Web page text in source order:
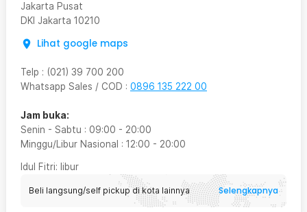
Jakarta Pusat
DKI Jakarta 10210
Lihat google maps
Telp : (021) 39 700 200
Whatsapp Sales / COD : 0896 135 222 00
Jam buka:
Senin - Sabtu : 09:00 - 20:00
Minggu/Libur Nasional : 12:00 - 20:00
Idul Fitri: libur
Beli langsung/self pickup di kota lainnya Selengkapnya